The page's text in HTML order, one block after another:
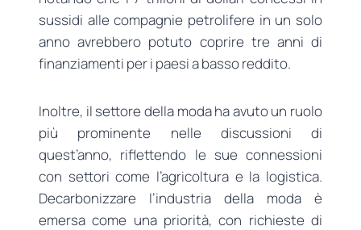
sussidi alle compagnie petrolifere in un solo
anno avrebbero potuto coprire tre anni di
finanziamenti per i paesi a basso reddito.
Inoltre, il settore della moda ha avuto un ruolo
più prominente nelle discussioni di
quest’anno, riflettendo le sue connessioni
con settori come l’agricoltura e la logistica.
Decarbonizzare l’industria della moda è
emersa come una priorità, con richieste di